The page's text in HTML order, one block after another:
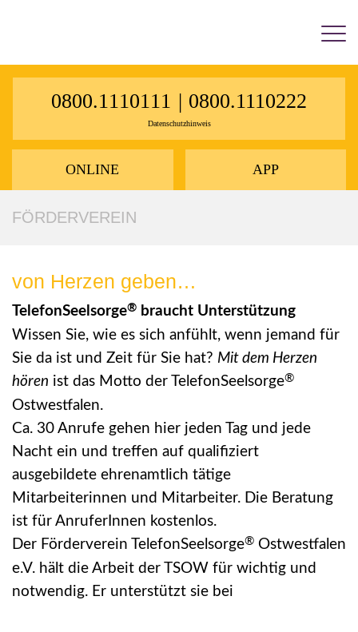
0800.1110111 | 0800.1110222
Datenschutzhinweis
ONLINE APP
FÖRDERVEREIN
von Herzen geben…
TelefonSeelsorge® braucht Unterstützung
Wissen Sie, wie es sich anfühlt, wenn jemand für
Sie da ist und Zeit für Sie hat? Mit dem Herzen
hören ist das Motto der TelefonSeelsorge®
Ostwestfalen.
Ca. 30 Anrufe gehen hier jeden Tag und jede
Nacht ein und treffen auf qualifiziert
ausgebildete ehrenamtlich tätige
Mitarbeiterinnen und Mitarbeiter. Die Beratung
ist für AnruferInnen kostenlos.
Der Förderverein TelefonSeelsorge® Ostwestfalen
e.V. hält die Arbeit der TSOW für wichtig und
notwendig. Er unterstützt sie bei